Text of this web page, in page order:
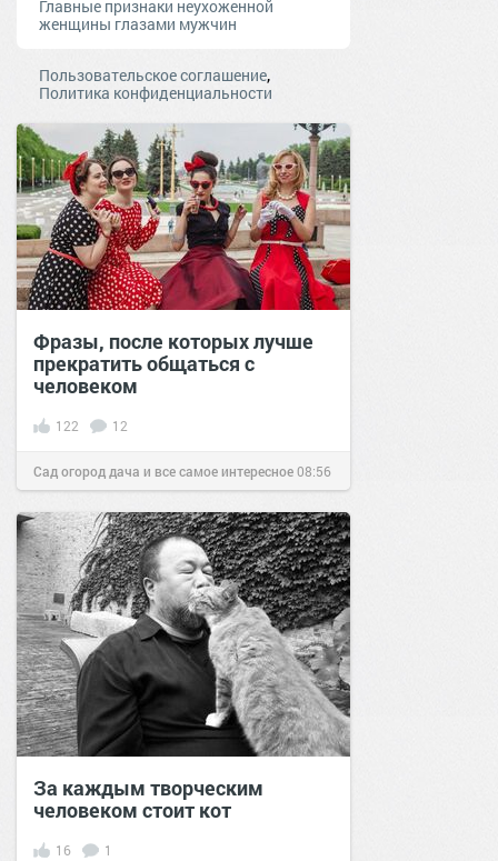
Главные признаки неухоженной
женщины глазами мужчин
Пользовательское соглашение,
Политика конфиденциальности
Фразы, после которых лучше
прекратить общаться с
человеком
122 12
Сад огород дача и все самое интересное08:56
17 июн 2021
За каждым творческим
человеком стоит кот
16 1